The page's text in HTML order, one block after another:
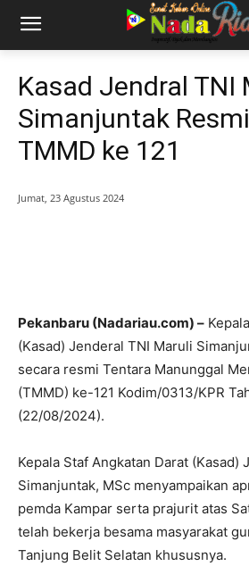
Kasad Jendral TNI
Simanjuntak
TMMD ke 121
Jumat, 23 Agustus 2024
Pekanbaru (Nadariau.com) –
(Kasad) Jenderal TNI Maruli
secara resmi Tentara Manunggal
(TMMD) ke-121 Kodim/0313/KPR
(22/08/2024).
Kepala Staf Angkatan Darat (Kasad)
Simanjuntak, MSc menyampaikan
pemda Kampar serta prajurit atas
telah bekerja besama masyarakat
Tanjung Belit Selatan khususnya.